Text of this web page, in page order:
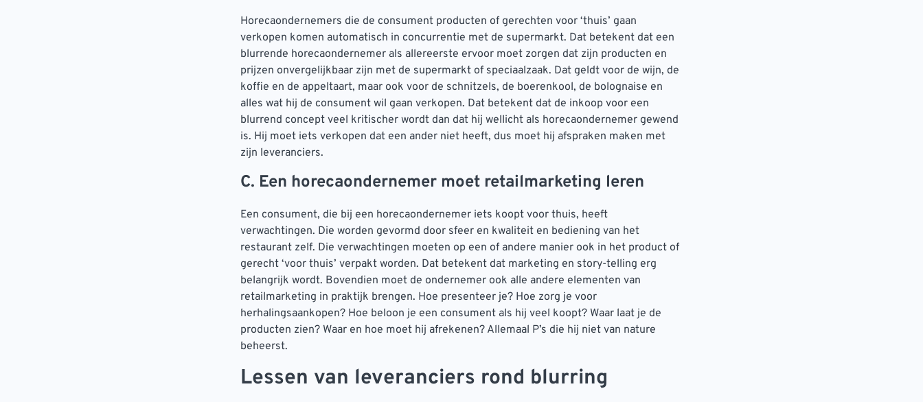
Horecaondernemers die de consument producten of gerechten voor ‘thuis’ gaan
verkopen komen automatisch in concurrentie met de supermarkt. Dat betekent dat een
blurrende horecaondernemer als allereerste ervoor moet zorgen dat zijn producten en
prijzen onvergelijkbaar zijn met de supermarkt of speciaalzaak. Dat geldt voor de wijn, de
koffie en de appeltaart, maar ook voor de schnitzels, de boerenkool, de bolognaise en
alles wat hij de consument wil gaan verkopen. Dat betekent dat de inkoop voor een
blurrend concept veel kritischer wordt dan dat hij wellicht als horecaondernemer gewend
is. Hij moet iets verkopen dat een ander niet heeft, dus moet hij afspraken maken met
zijn leveranciers.
C. Een horecaondernemer moet retailmarketing leren
Een consument, die bij een horecaondernemer iets koopt voor thuis, heeft
verwachtingen. Die worden gevormd door sfeer en kwaliteit en bediening van het
restaurant zelf. Die verwachtingen moeten op een of andere manier ook in het product of
gerecht ‘voor thuis’ verpakt worden. Dat betekent dat marketing en story-telling erg
belangrijk wordt. Bovendien moet de ondernemer ook alle andere elementen van
retailmarketing in praktijk brengen. Hoe presenteer je? Hoe zorg je voor
herhalingsaankopen? Hoe beloon je een consument als hij veel koopt? Waar laat je de
producten zien? Waar en hoe moet hij afrekenen? Allemaal P’s die hij niet van nature
beheerst.
Lessen van leveranciers rond blurring